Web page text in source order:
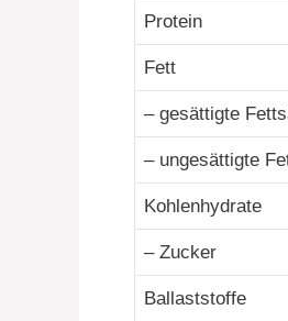
Protein
Fett
– gesättigte
– ungesättigte
Kohlenhydrate
– Zucker
Ballaststoffe